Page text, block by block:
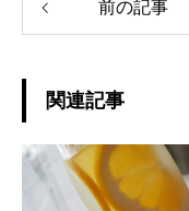
前の記事
関連記事